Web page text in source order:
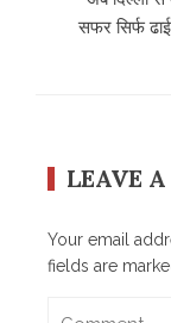
सफर सिर्फ
LEAVE A
Your email
fields are